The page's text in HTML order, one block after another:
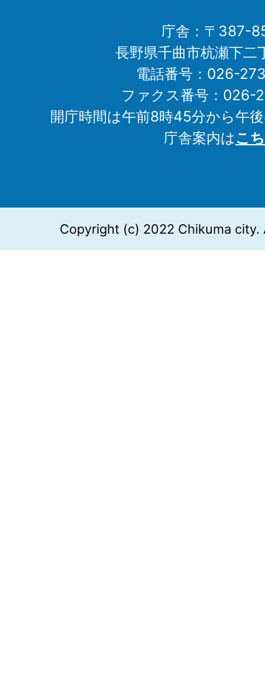
庁舎：〒387-
長野県千曲市杭瀬下二
電話番号：026-
ファクス番号：026-
開庁時間は午前8時45分から午
庁舎案内はこ
Copyright (c) 2022 Chikuma city.